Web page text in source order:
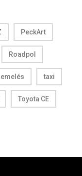
PeckArt
Roadpol
taxi
Toyota CE